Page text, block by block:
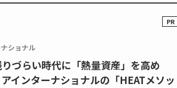
ショナル
づらい時代に「熱量資産」を高め
インターナショナルの「HEATメソッ